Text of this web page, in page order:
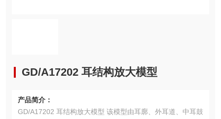
GD/A17202 耳结构放大模型
产品简介：
GD/A17202 耳结构放大模型 该模型由耳廓、外耳道、中耳鼓